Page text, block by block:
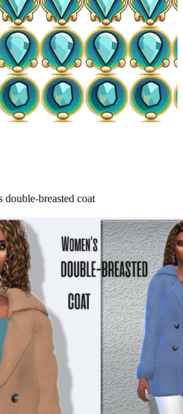
double-breasted coat